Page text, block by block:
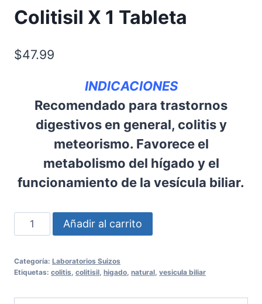
Colitisil X 1 Tableta
$47.99
INDICACIONES
Recomendado para trastornos
digestivos en general, colitis y
meteorismo. Favorece el
metabolismo del hígado y el
funcionamiento de la vesícula biliar.
Colitisil
X
Tableta
Añadir al carrito
Categoría: Laboratorios Suizos
Etiquetas: colitis colitisil higado natural vesicula biliar